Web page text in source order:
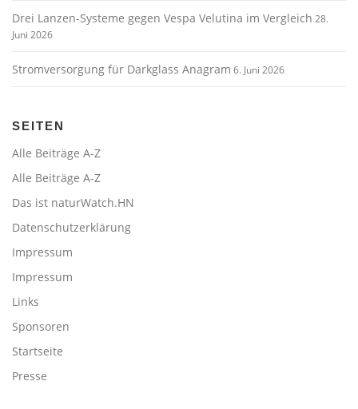
Drei Lanzen-Systeme gegen Vespa Velutina im Vergleich 28.
Juni 2026
Stromversorgung für Darkglass Anagram 6. Juni 2026
SEITEN
Alle Beiträge A-Z
Alle Beiträge A-Z
Das ist naturWatch.HN
Datenschutzerklärung
Impressum
Impressum
Links
Sponsoren
Startseite
Presse